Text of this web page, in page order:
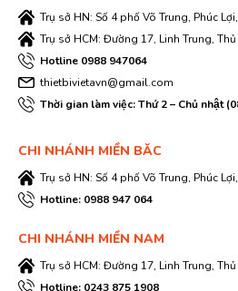
Trụ sở HN: Số 4 phố Võ Trung, Phúc
Trụ sở HCM: Đường 17, Linh Trung,
Hotline 0988 947064
thietbivietavn@gmail.com
Thời gian làm việc: Thứ 2 – Chủ nhật
CHI NHÁNH MIỀN BĂC
Trụ sở HN: Số 4 phố Võ Trung, Phúc
Hotline: 0988 947 064
CHI NHÁNH MIỀN NAM
Trụ sở HCM: Đường 17, Linh Trung,
Hotline: 0243 875 1908